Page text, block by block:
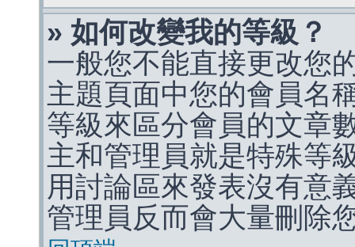
» 如何改變我的等級？
一般您不能直接更改您
主題頁面中您的會員名
等級來區分會員的文章
主和管理員就是特殊等
用討論區來發表沒有意
管理員反而會大量刪除